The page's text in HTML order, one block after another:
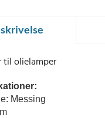
til olielamper
Messing